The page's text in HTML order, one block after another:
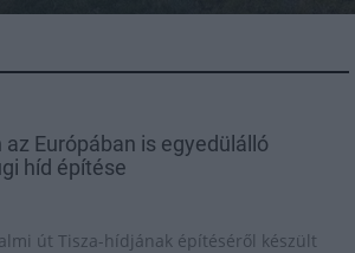
Európában is egyedülálló
híd építése
út Tisza-hídjának építéséről készült